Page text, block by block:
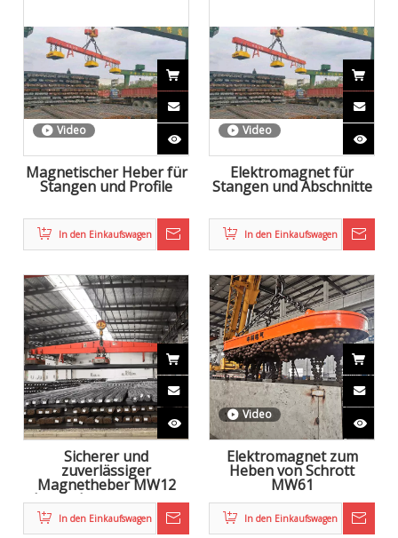
Video
Magnetischer Heber für
Stangen und Profile
In den Einkaufswagen
Video
Elektromagnet für
Stangen und Abschnitte
In den Einkaufswagen
Sicherer und
zuverlässiger
Magnetheber MW12
Lasthebemagnet zum
Heben von Stahlrollen
und Brammen
In den Einkaufswagen
Video
Elektromagnet zum
Heben von Schrott
MW61
In den Einkaufswagen